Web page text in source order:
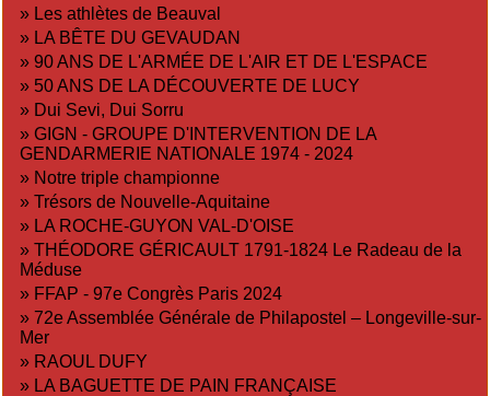
» Les athlètes de Beauval
» LA BÊTE DU GEVAUDAN
» 90 ANS DE L'ARMÉE DE L'AIR ET DE L'ESPACE
» 50 ANS DE LA DÉCOUVERTE DE LUCY
» Dui Sevi, Dui Sorru
» GIGN - GROUPE D'INTERVENTION DE LA
GENDARMERIE NATIONALE 1974 - 2024
» Notre triple championne
» Trésors de Nouvelle-Aquitaine
» LA ROCHE-GUYON VAL-D'OISE
» THÉODORE GÉRICAULT 1791-1824 Le Radeau de la
Méduse
» FFAP - 97e Congrès Paris 2024
» 72e Assemblée Générale de Philapostel – Longeville-sur-
Mer
» RAOUL DUFY
» LA BAGUETTE DE PAIN FRANÇAISE